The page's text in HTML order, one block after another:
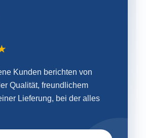
Kunden berichten von
Qualität, freundlichem
Lieferung, bei der alles